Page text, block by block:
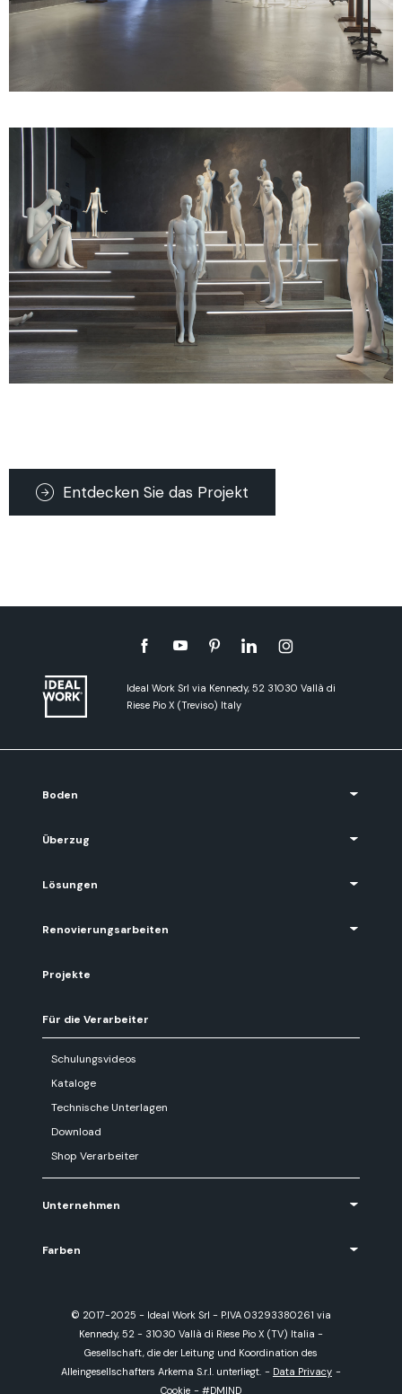
Entdecken Sie das Projekt
Ideal Work Srl via Kennedy, 52 31030 Vallà di
Riese Pio X (Treviso) Italy
Boden
Überzug
Lösungen
Renovierungsarbeiten
Projekte
Für die Verarbeiter
Schulungsvideos
Kataloge
Technische Unterlagen
Download
Shop Verarbeiter
Unternehmen
Farben
© 2017-2025 - Ideal Work Srl - P.IVA 03293380261 via
Kennedy, 52 - 31030 Vallà di Riese Pio X (TV) Italia -
Gesellschaft, die der Leitung und Koordination des
Alleingesellschafters Arkema S.r.l. unterliegt. - Data Privacy -
Cookie - #DMIND